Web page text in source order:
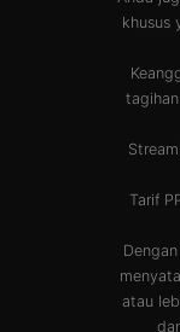
khusus
Tarif
atau